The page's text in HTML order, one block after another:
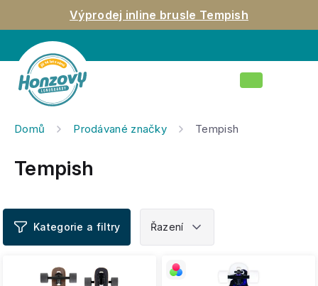
obsah
Výprodej inline brusle Tempish
Nákupní
Domů Prodávané značky Tempish
Tempish